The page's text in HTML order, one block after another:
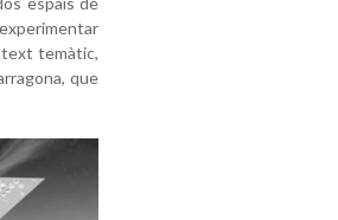
temàtic,
que